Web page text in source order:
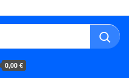
0,00 €